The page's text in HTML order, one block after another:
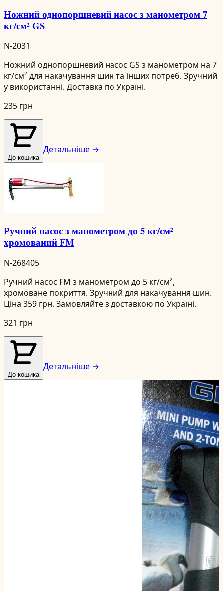
Ножний однопоршневий насос з манометром 7
кг/см² GS
N-2031
Ножний однопоршневий насос GS з манометром на 7
кг/см² для накачування шин та інших потреб. Зручний
у використанні. Доставка по Україні.
235 грн
До кошика
Детальніше →
Ручний насос з манометром до 5 кг/см²
хромований FM
N-268405
Ручний насос FM з манометром до 5 кг/см²,
хромоване покриття. Зручний для накачування шин.
Ціна 359 грн. Замовляйте з доставкою по Україні.
321 грн
До кошика
Детальніше →